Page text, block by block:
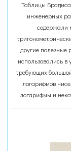
Таблицы Брадиса
инженерных
содержали
другие полезные
использовались
требующих
логарифмов
логарифмы и